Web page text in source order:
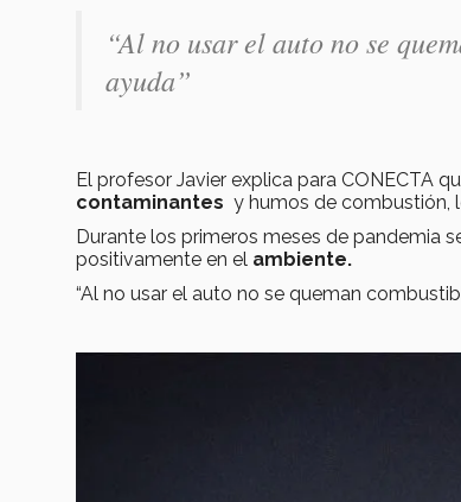
“Al no usar el auto no se
ayuda”
El profesor Javier explica para CONECTA
contaminantes y humos de combustión,
Durante los primeros meses de pandemia
positivamente en el ambiente.
“Al no usar el auto no se queman